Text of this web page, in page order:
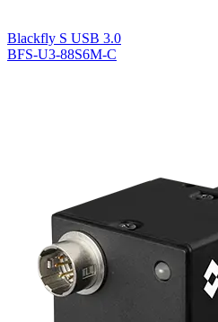
Blackfly S USB 3.0
BFS-U3-88S6M-C